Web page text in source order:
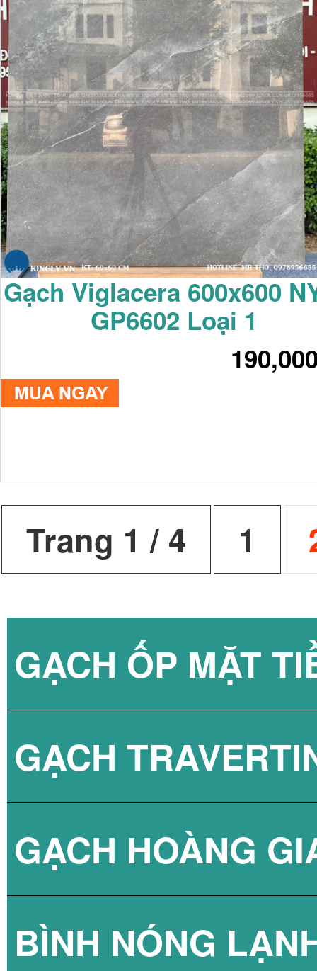
Gạch Viglacera 600x600
GP6602 Loại 1
Trang 1 / 4 1
GẠCH ỐP MẶT
GẠCH
GẠCH HOÀNG
BÌNH NÓNG